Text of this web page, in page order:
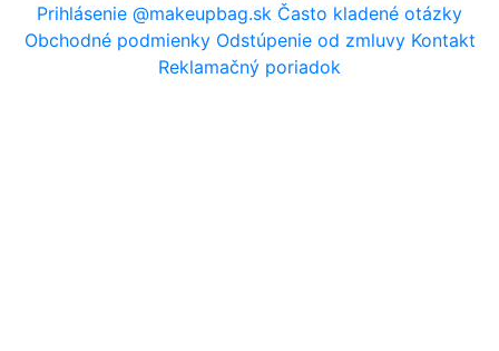
Prihlásenie @makeupbag.sk Často kladené otázky
Obchodné podmienky Odstúpenie od zmluvy Kontakt
Reklamačný poriadok